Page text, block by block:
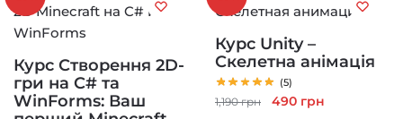
Курс Створення 2D-
гри на C# та
WinForms: Ваш
Курс Unity –
Скелетна анімація
(5)
1,190грн
Оригінальна
490 грн